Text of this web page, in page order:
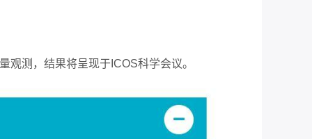
观测，结果将呈现于 ICOS科学会议。